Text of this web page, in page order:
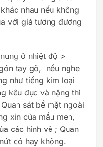
nhau nếu không
với giá tương đương
ở nhiệt độ >
tay gõ, nếu nghe
như tiếng kim loại
kêu đục và nặng thì
sát bề mặt ngoài
xỉn của mầu men,
các hình vẽ ; Quan
có hay không.